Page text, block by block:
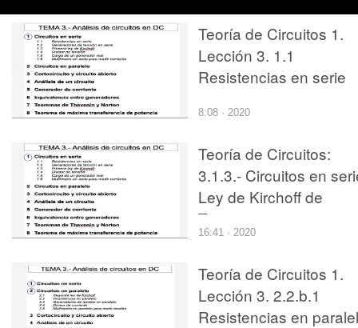
Teoría de Circuitos 1.
Lección 3. 1.1
Resistencias en serie
8:08 · 2020
Teoría de Circuitos:
3.1.3.- Circuitos en
Ley de Kirchoff de
Tensiones
16:41 · 2020
Teoría de Circuitos 1.
Lección 3. 2.2.b.1
Resistencias en